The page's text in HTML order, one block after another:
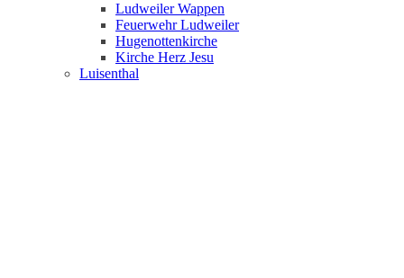
Ludweiler Wappen
Feuerwehr Ludweiler
Hugenottenkirche
Kirche Herz Jesu
Luisenthal